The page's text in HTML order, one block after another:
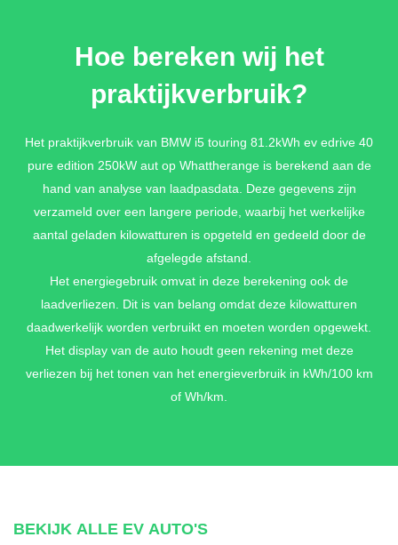
Hoe bereken wij het
praktijkverbruik?
Het praktijkverbruik van BMW i5 touring 81.2kWh ev edrive 40
pure edition 250kW aut op Whattherange is berekend aan de
hand van analyse van laadpasdata. Deze gegevens zijn
verzameld over een langere periode, waarbij het werkelijke
aantal geladen kilowatturen is opgeteld en gedeeld door de
afgelegde afstand.
Het energiegebruik omvat in deze berekening ook de
laadverliezen. Dit is van belang omdat deze kilowatturen
daadwerkelijk worden verbruikt en moeten worden opgewekt.
Het display van de auto houdt geen rekening met deze
verliezen bij het tonen van het energieverbruik in kWh/100 km
of Wh/km.
BEKIJK ALLE EV AUTO'S